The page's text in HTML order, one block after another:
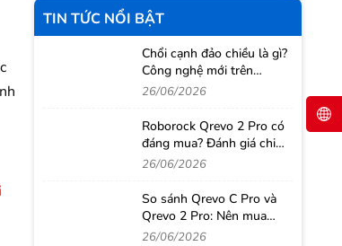
TIN TỨC NỔI BẬT
Chổi cạnh đảo chiều là gì?
Công nghệ mới trên
Roborock Qrevo 2 Pro
26/06/2026
Roborock Qrevo 2 Pro có
đáng mua? Đánh giá chi
tiết sau thời gian sử dụng
26/06/2026
So sánh Qrevo C Pro và
Qrevo 2 Pro: Nên mua
robot hút bụi nào?
26/06/2026